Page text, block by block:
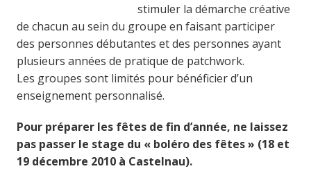
stimuler la démarche créative
de chacun au sein du groupe en faisant participer
des personnes débutantes et des personnes ayant
plusieurs années de pratique de patchwork.
Les groupes sont limités pour bénéficier d’un
enseignement personnalisé.
Pour préparer les fêtes de fin d’année, ne laissez
pas passer le stage du « boléro des fêtes » (18 et
19 décembre 2010 à Castelnau).